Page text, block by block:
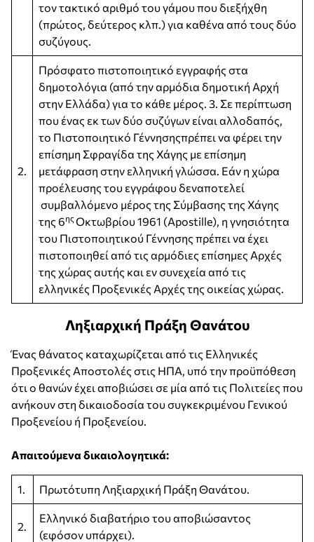
τον τακτικό αριθμό του γάμου που διεξήχθη
(πρώτος, δεύτερος κλπ.) για καθένα από τους δύο
συζύγους.
2.
Πρόσφατο πιστοποιητικό εγγραφής στα
δημοτολόγια (από την αρμόδια δημοτική Αρχή
στην Ελλάδα) για το κάθε μέρος. 3. Σε περίπτωση
που ένας εκ των δύο συζύγων είναι αλλοδαπός,
το Πιστοποιητικό Γέννησηςπρέπει να φέρει την
επίσημη Σφραγίδα της Χάγης με επίσημη
μετάφραση στην ελληνική γλώσσα. Εάν η χώρα
προέλευσης του εγγράφου δεναποτελεί
συμβαλλόμενο μέρος της Σύμβασης της Χάγης
της 6ηςΟκτωβρίου 1961 (Apostille), η γνησιότητα
του Πιστοποιητικού Γέννησης πρέπει να έχει
πιστοποιηθεί από τις αρμόδιες επίσημες Αρχές
της χώρας αυτής και εν συνεχεία από τις
ελληνικές Προξενικές Αρχές της οικείας χώρας.
Ληξιαρχική Πράξη Θανάτου
Ένας θάνατος καταχωρίζεται από τις Ελληνικές
Προξενικές Αποστολές στις ΗΠΑ, υπό την προϋπόθεση
ότι ο θανών έχει αποβιώσει σε μία από τις Πολιτείες που
ανήκουν στη δικαιοδοσία του συγκεκριμένου Γενικού
Προξενείου ή Προξενείου.
Απαιτούμενα δικαιολογητικά:
1. Πρωτότυπη Ληξιαρχική Πράξη Θανάτου.
2.
Ελληνικό διαβατήριο του αποβιώσαντος
(εφόσον υπάρχει).